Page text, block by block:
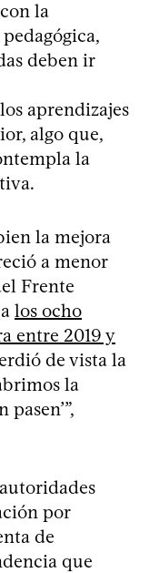
la
deben ir
aprendizajes
algo que,
la
la mejora
a menor
Frente
los ocho
entre 2019 y
de vista la
la
por
de
que